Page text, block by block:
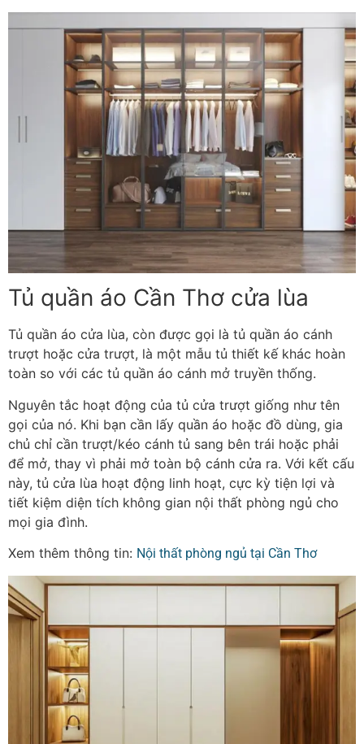
Tủ quần áo Cần Thơ cửa lùa
Tủ quần áo cửa lùa, còn được gọi là tủ quần áo cánh
trượt hoặc cửa trượt, là một mẫu tủ thiết kế khác hoàn
toàn so với các tủ quần áo cánh mở truyền thống.
Nguyên tắc hoạt động của tủ cửa trượt giống như tên
gọi của nó. Khi bạn cần lấy quần áo hoặc đồ dùng, gia
chủ chỉ cần trượt/kéo cánh tủ sang bên trái hoặc phải
để mở, thay vì phải mở toàn bộ cánh cửa ra. Với kết cấu
này, tủ cửa lùa hoạt động linh hoạt, cực kỳ tiện lợi và
tiết kiệm diện tích không gian nội thất phòng ngủ cho
mọi gia đình.
Xem thêm thông tin: Nội thất phòng ngủ tại Cần Thơ